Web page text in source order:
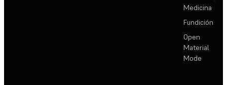
Medicina
Fundición
Open
Material
Mode